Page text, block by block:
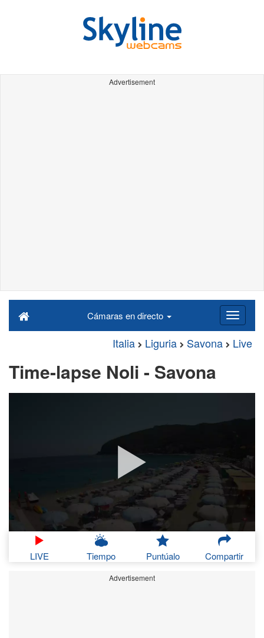
Advertisement
Cámaras en directo
Italia Liguria Savona Live
Time-lapse Noli - Savona
LIVE Tiempo Puntúalo Compartir
Advertisement